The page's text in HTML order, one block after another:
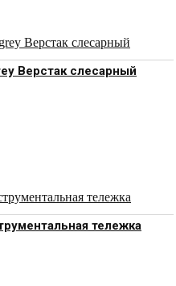
Верстак слесарный
тележка